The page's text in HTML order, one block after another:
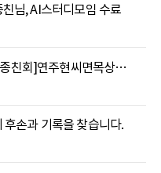
님, AI스터디모임 수료
씨면목상봉종친회 임원 워크숍
손과 기록을 찾습니다.